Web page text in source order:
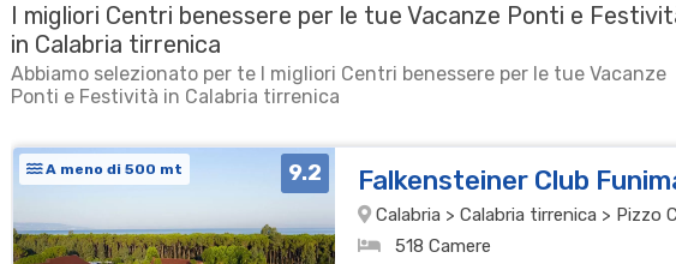
I migliori Centri benessere per le tue Vacanze Ponti e
in Calabria tirrenica
Abbiamo selezionato per te I migliori Centri benessere per le tue Vacanze
Ponti e Festività in Calabria tirrenica
A meno di 500 mt 9.2 Falkensteiner Club
Calabria > Calabria tirrenica > Pizzo
518 Camere